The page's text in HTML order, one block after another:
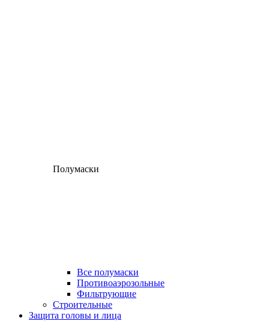
Полумаски
Все полумаски
Противоаэрозольные
Фильтрующие
Строительные
Защита головы и лица